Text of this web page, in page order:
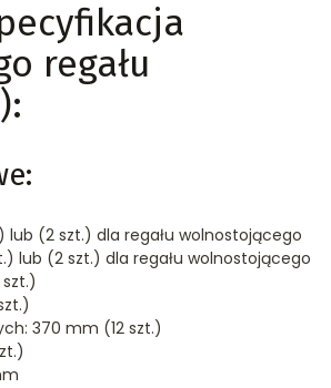
regału
lub (2 szt.) dla regału wolnostojącego
lub (2 szt.) dla regału wolnostojącego
370 mm (12 szt.)